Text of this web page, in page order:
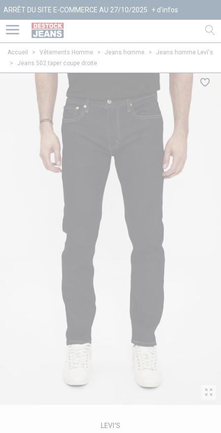
SITE E-COMMERCE AU 27/10/2025 + d'infos
Accueil > Vêtements Homme > Jeans homme >
Jeans homme Levi's
>
Jeans 502 taper coupe droite
LEVI'S